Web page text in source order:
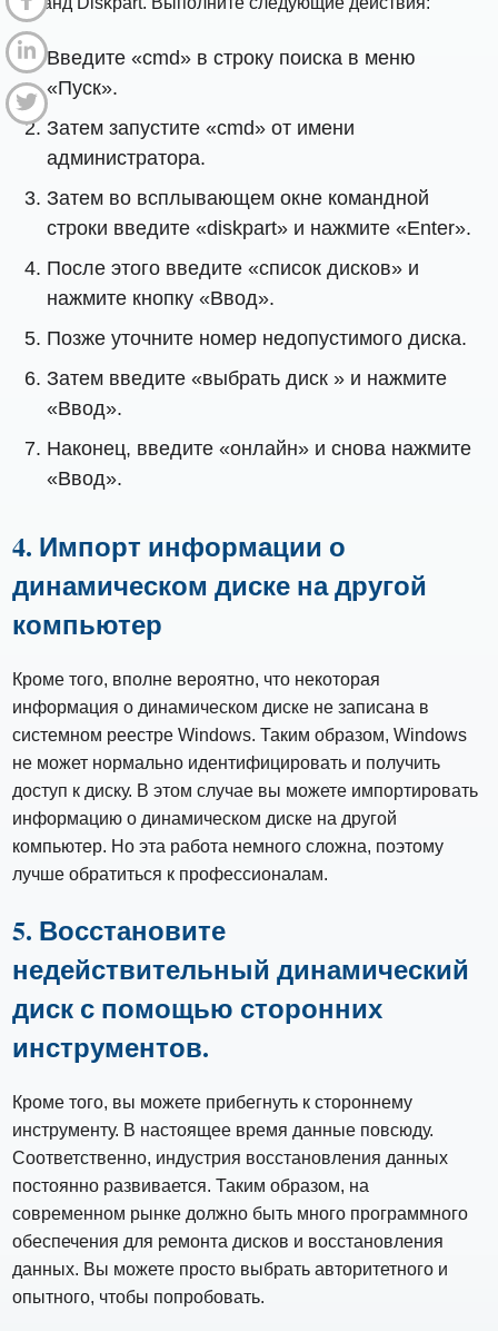
Введите «cmd» в строку поиска в меню
«Пуск».
Затем запустите «cmd» от имени
администратора.
Затем во всплывающем окне командной
строки введите «diskpart» и нажмите «Enter».
После этого введите «список дисков» и
нажмите кнопку «Ввод».
Позже уточните номер недопустимого диска.
Затем введите «выбрать диск » и нажмите
«Ввод».
Наконец, введите «онлайн» и снова нажмите
«Ввод».
4. Импорт информации о
динамическом диске на другой
компьютер
Кроме того, вполне вероятно, что некоторая
информация о динамическом диске не записана в
системном реестре Windows. Таким образом, Windows
не может нормально идентифицировать и получить
доступ к диску. В этом случае вы можете импортировать
информацию о динамическом диске на другой
компьютер. Но эта работа немного сложна, поэтому
лучше обратиться к профессионалам.
5. Восстановите
недействительный динамический
диск с помощью сторонних
инструментов.
Кроме того, вы можете прибегнуть к стороннему
инструменту. В настоящее время данные повсюду.
Соответственно, индустрия восстановления данных
постоянно развивается. Таким образом, на
современном рынке должно быть много программного
обеспечения для ремонта дисков и восстановления
данных. Вы можете просто выбрать авторитетного и
опытного, чтобы попробовать.